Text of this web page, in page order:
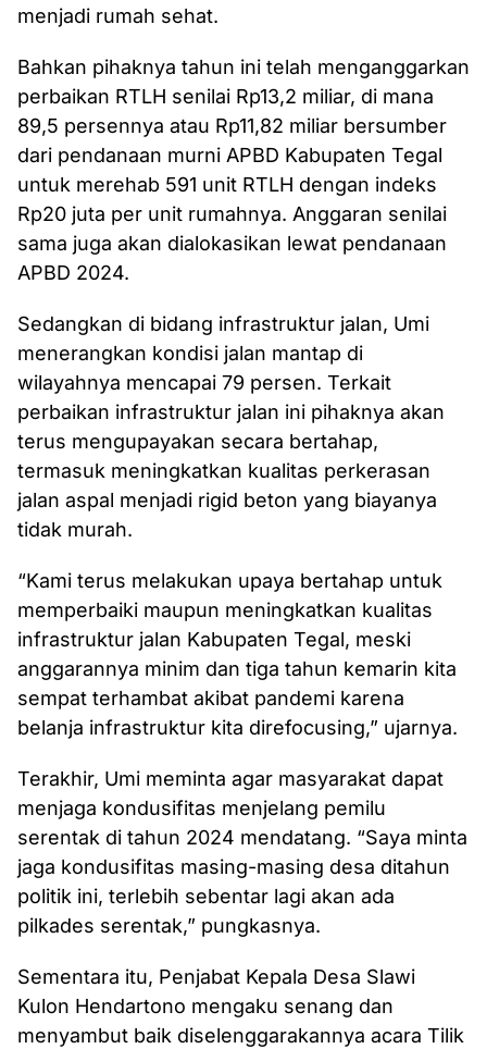
menjadi rumah sehat.
Bahkan pihaknya tahun ini telah menganggarkan
perbaikan RTLH senilai Rp13,2 miliar, di mana
89,5 persennya atau Rp11,82 miliar bersumber
dari pendanaan murni APBD Kabupaten Tegal
untuk merehab 591 unit RTLH dengan indeks
Rp20 juta per unit rumahnya. Anggaran senilai
sama juga akan dialokasikan lewat pendanaan
APBD 2024.
Sedangkan di bidang infrastruktur jalan, Umi
menerangkan kondisi jalan mantap di
wilayahnya mencapai 79 persen. Terkait
perbaikan infrastruktur jalan ini pihaknya akan
terus mengupayakan secara bertahap,
termasuk meningkatkan kualitas perkerasan
jalan aspal menjadi rigid beton yang biayanya
tidak murah.
“Kami terus melakukan upaya bertahap untuk
memperbaiki maupun meningkatkan kualitas
infrastruktur jalan Kabupaten Tegal, meski
anggarannya minim dan tiga tahun kemarin kita
sempat terhambat akibat pandemi karena
belanja infrastruktur kita direfocusing,” ujarnya.
Terakhir, Umi meminta agar masyarakat dapat
menjaga kondusifitas menjelang pemilu
serentak di tahun 2024 mendatang. “Saya minta
jaga kondusifitas masing-masing desa ditahun
politik ini, terlebih sebentar lagi akan ada
pilkades serentak,” pungkasnya.
Sementara itu, Penjabat Kepala Desa Slawi
Kulon Hendartono mengaku senang dan
menyambut baik diselenggarakannya acara Tilik